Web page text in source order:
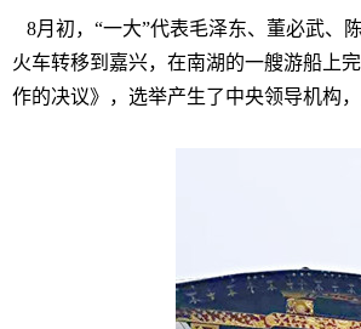
8月初，“一大”代表毛泽东、董必武、
火车转移到嘉兴，在南湖的一艘游船上
作的决议》，选举产生了中央领导机构